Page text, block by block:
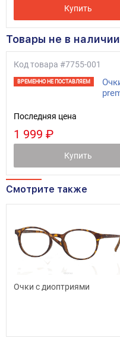
Купить
Товары не в наличии
Код товара #7755-001
ВРЕМЕННО НЕ ПОСТАВЛЯЕМ
Последняя цена
1 999 ₽
Купить
Смотрите также
Очки с диоптриями